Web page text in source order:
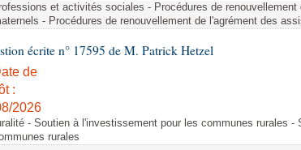
et activités sociales - Procédures de
- Procédures de renouvellement de l'agrément des
écrite n° 17595 de M. Patrick Hetzel
de
:
2026
- Soutien à l'investissement pour les communes rurales -
rurales